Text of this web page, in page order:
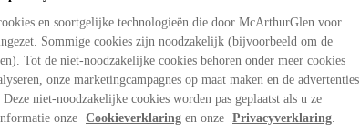
en soortgelijke technologieën die door McArthurGlen voor
Sommige cookies zijn noodzakelijk (bijvoorbeeld om de
Tot de niet-noodzakelijke cookies behoren onder meer cookies
onze marketingcampagnes op maat maken en de advertenties
niet-noodzakelijke cookies worden pas geplaatst als u ze
onze
Cookieverklaring en onze Privacyverklaring.